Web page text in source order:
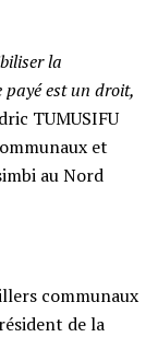
la
est un droit,
TUMUSIFU
et
au Nord
communaux
de la